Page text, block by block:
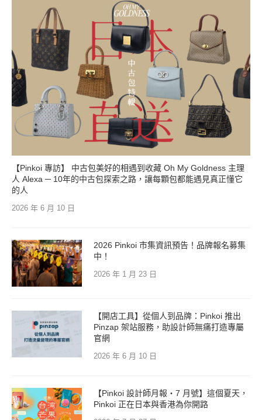
【Pinkoi 專訪】 中古包美好的相遇到收藏 Oh My Goldness 主理
人 Alexa ─ 10年的中古包探索之路，讓每顆包都能遇見真正懂它
的人
2026 年 6 月 10 日
2026 Pinkoi 市集資訊預告！品牌報名募集
中！
2026 年 1 月 23 日
【開店工具】從個人到品牌：Pinkoi 推出
Pinzap 架站服務，助設計師無痛打造專屬
官網
2026 年 6 月 10 日
【Pinkoi 設計師月報・7 月號】這個夏天，
Pinkoi 正在日本與香港為你開路